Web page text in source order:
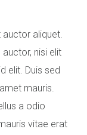
auctor aliquet.
nisi elit
elit. Duis sed
mauris.
a odio
vitae erat